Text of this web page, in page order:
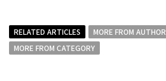
RELATED ARTICLES
MORE FROM AUTHOR
MORE FROM CATEGORY